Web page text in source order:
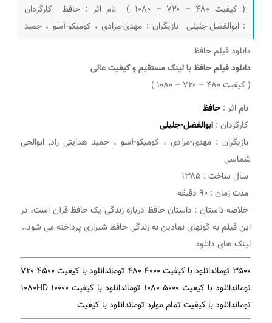
( کیفیت ۴۸۰ – ۷۲۰ – ۱۰۸۰ ) نام اثر : حافظ کارگردان
: ابوالفضل-جلیلی بازیگران : مهدی-مرادی ، کومیکو-آسو ، حمید
دقیقه خلاصه داستان : داستان حافظ درباره زندگی یک حافظ قرآن
است، در این فیلم به گونهای نمادین به زندگی
دانلود فیلم حافظ
دانلود فیلم حافظ با لینک مستقیم و کیفیت عالی
( کیفیت ۴۸۰ – ۷۲۰ – ۱۰۸۰ )
نام اثر : حافظ
کارگردان : ابوالفضل-جلیلی
بازیگران : مهدی-مرادی ، کومیکو-آسو ، حمید هدایتی راد, ابوالحی
شماسی
سال ساخت : ۱۳۸۵
مدت زمان : ۹۰ دقیقه
خلاصه داستان : داستان حافظ درباره زندگی یک حافظ قرآن است، در
این فیلم به گونهای نمادین به زندگی حافظ شیرازی پرداخته می شود..
لینک های دانلود
۳۵۰۰ توماندانلود با کیفیت ۴۸۰
۴۰۰۰ توماندانلود با کیفیت ۷۲۰
۴۵۰۰
توماندانلود با کیفیت ۱۰۸۰۵۰۰۰ توماندانلود با کیفیت ۱۰۸۰HD
۱۰۰۰۰
توماندانلود با کیفیت تمام موارد توماندانلود با کیفیت